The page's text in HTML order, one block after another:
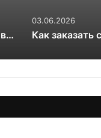
Как заказать свежие суши и роллы в Чайковском за 30 минут и почему это стоит попробовать попробовать
17.03.2026